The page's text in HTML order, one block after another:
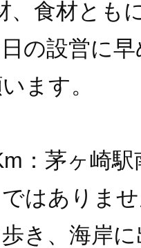
、食材とも
の設営に
ます。
：茅ヶ崎駅
ではありま
き、海岸